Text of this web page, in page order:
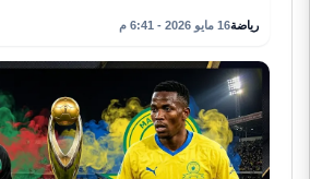
رياضة16 مايو 2026 - 6:41 م